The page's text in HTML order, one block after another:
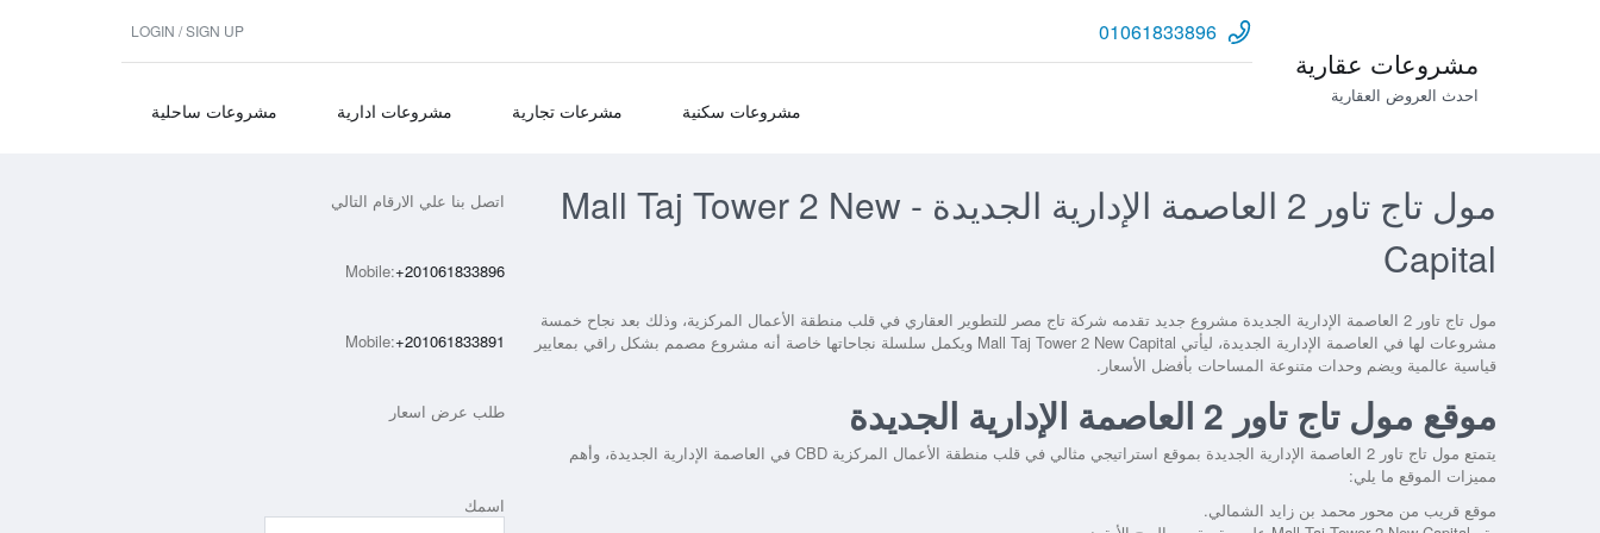
مشروعات عقارية
احدث العروض العقارية
LOGIN / SIGN UP 01061833896
مشروعات سكنية مشرعات تجارية مشروعات ادارية مشروعات ساحلية
مول تاج تاور 2 العاصمة الإدارية الجديدة - Mall Taj Tower 2 New
Capital
مول تاج تاور 2 العاصمة الإدارية الجديدة مشروع جديد تقدمه شركة تاج مصر للتطوير العقاري في قلب منطقة الأعمال المركزية، وذلك بعد نجاح خمسة
مشروعات لها في العاصمة الإدارية الجديدة، ليأتي Mall Taj Tower 2 New Capital ويكمل سلسلة نجاحاتها خاصة أنه مشروع مصمم بشكل راقي بمعايير
قياسية عالمية ويضم وحدات متنوعة المساحات بأفضل الأسعار.
موقع مول تاج تاور 2 العاصمة الإدارية الجديدة
يتمتع مول تاج تاور 2 العاصمة الإدارية الجديدة بموقع استراتيجي مثالي في قلب منطقة الأعمال المركزية CBD في العاصمة الإدارية الجديدة، وأهم
مميزات الموقع ما يلي:
موقع قريب من محور محمد بن زايد الشمالي.
اتصل بنا علي الارقام التالي
Mobile:+201061833896
Mobile:+201061833891
طلب عرض اسعار
اسمك